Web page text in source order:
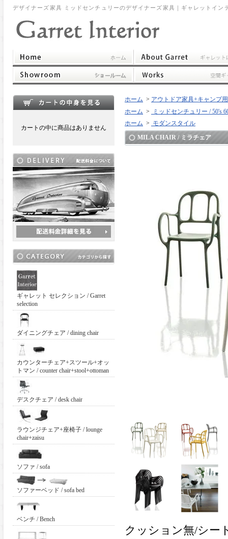
デザイナーズ家具 ミッドセンチュリーのデザイナーズ家具｜ギャレットイン
カートの中に商品はありません
ギャレット セレクション / Garret
selection
ダイニングチェア / dining chair
カウンターチェア+スツール+オッ
トマン / counter chair+stool+ottoman
デスクチェア / desk chair
ラウンジチェア+座椅子 / lounge
chair+zaisu
ソファ / sofa
ソファーベッド / sofa bed
ベンチ / Bench
ホーム > アウトドア家具+キャンプ用
ホーム >
ミッドセンチュリー / 50's
ホーム > モダンスタイル
MILA CHAIR / ミラチェア
クッション無/シー